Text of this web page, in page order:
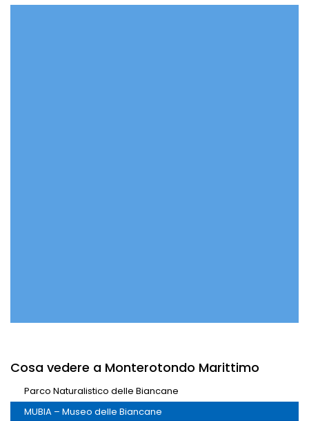
Cosa vedere a Monterotondo Marittimo
Parco Naturalistico delle Biancane
MUBIA – Museo delle Biancane